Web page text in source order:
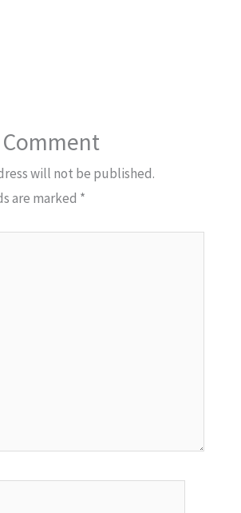
will not be published.
are marked *